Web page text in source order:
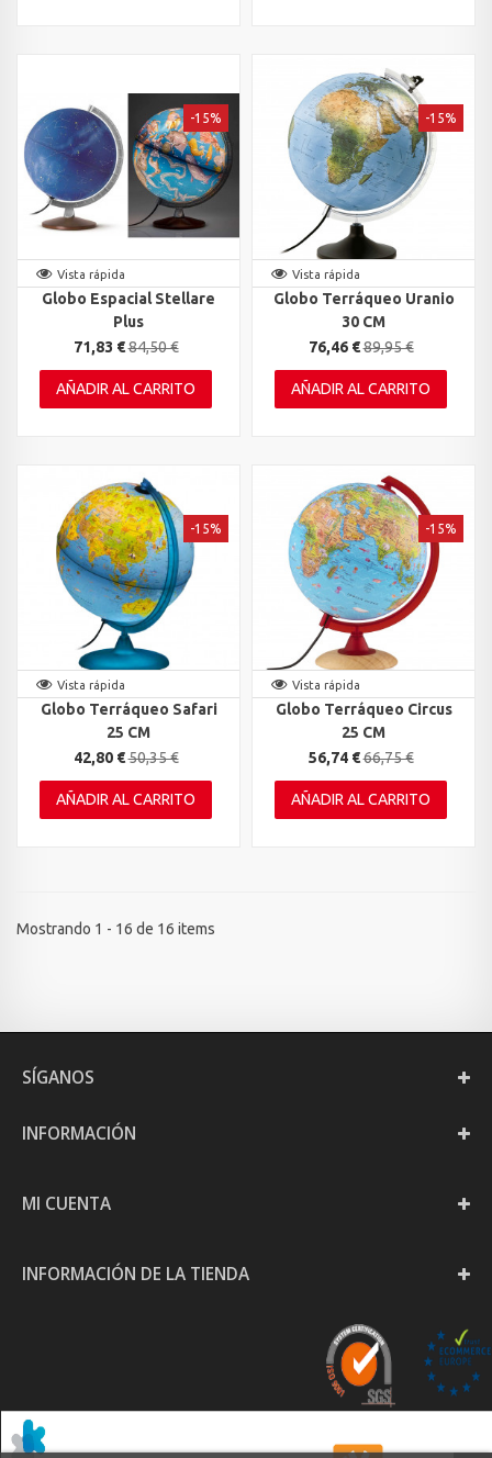
Vista rápida
Globo Espacial Stellare
Plus
71,83 €84,50 €
-15%
AÑADIR AL CARRITO
Vista rápida
Globo Terráqueo Uranio
30 CM
76,46 €89,95 €
-15%
AÑADIR AL CARRITO
Vista rápida
Globo Terráqueo Safari
25 CM
42,80 €50,35 €
-15%
AÑADIR AL CARRITO
Vista rápida
Globo Terráqueo Circus
25 CM
56,74 €66,75 €
-15%
AÑADIR AL CARRITO
Mostrando 1 - 16 de 16 items
SÍGANOS
INFORMACIÓN
MI CUENTA
INFORMACIÓN DE LA TIENDA